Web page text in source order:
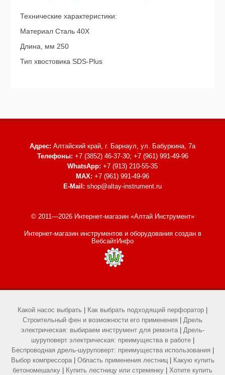
Технические характеристики:
Материал Сталь 40Х
Длина, мм 250
Тип хвостовика SDS-Plus
Адрес: Алтайский край, г. Барнаул, ул. Бабуркина, 7а
Телефоны: +7 (3852) 46-37-30; +7 (961) 991-49-96
WhatsApp: +7 (913) 210-55-35
MAX: +7 (961) 991-49-96
E-Mail: shop@altay-instrument.ru
© 2011—2026 Интернет-магазин «Алтай Инструмент»
Интернет-магазин инструментов и оборудованиясоздан в
ВебсайтИнфо
Какой насос выбрать Как выбрать подходящий перфоратор
Строительный фен и возможности его применения
Дрель
электрическая: выбираем инструмент для ремонта| Дрель-
шуруповерт электрическая: преимущества в работе|
Беспроводная дрель-шуруповерт: преимущества использования
Выбор компрессора| Область применения лестниц|
Какую купить
бетономешалку
Купить лестницу или стремянку Хотите купить